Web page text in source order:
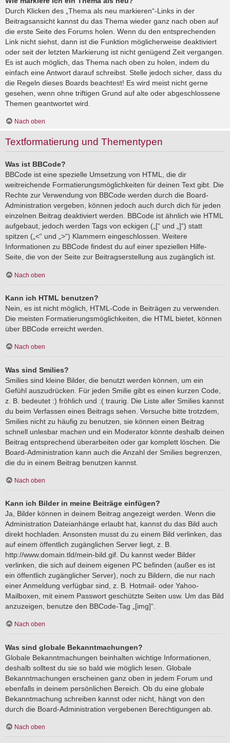
Durch Klicken des „Thema als neu markieren“-Links in der
Beitragsansicht kannst du das Thema wieder ganz nach oben auf
die erste Seite des Forums holen. Wenn du den entsprechenden
Link nicht siehst, dann ist die Funktion möglicherweise deaktiviert
oder seit der letzten Markierung ist nicht genügend Zeit vergangen.
Es ist auch möglich, das Thema nach oben zu holen, indem du
einfach eine Antwort darauf schreibst. Stelle jedoch sicher, dass du
die Regeln dieses Boards beachtest! Es wird meist nicht gerne
gesehen, wenn ohne triftigen Grund auf alte oder abgeschlossene
Themen geantwortet wird.
Nach oben
Textformatierung und Thementypen
Was ist BBCode?
BBCode ist eine spezielle Umsetzung von HTML, die dir
weitreichende Formatierungsmöglichkeiten für deinen Text gibt. Die
Rechte zur Verwendung von BBCode werden durch die Board-
Administration vergeben, können jedoch auch durch dich für jeden
einzelnen Beitrag deaktiviert werden. BBCode ist ähnlich wie HTML
aufgebaut, jedoch werden Tags von eckigen („[“ und „]“) statt
spitzen („<“ und „>“) Klammern eingeschlossen. Weitere
Informationen zu BBCode findest du auf einer speziellen Hilfe-
Seite, die von der Seite zur Beitragserstellung aus zugänglich ist.
Nach oben
Kann ich HTML benutzen?
Nein, es ist nicht möglich, HTML-Code in Beiträgen zu verwenden.
Die meisten Formatierungsmöglichkeiten, die HTML bietet, können
über BBCode erreicht werden.
Nach oben
Was sind Smilies?
Smilies sind kleine Bilder, die benutzt werden können, um ein
Gefühl auszudrücken. Für jeden Smilie gibt es einen kurzen Code,
z. B. bedeutet :) fröhlich und :( traurig. Die Liste aller Smilies kannst
du beim Verfassen eines Beitrags sehen. Versuche bitte trotzdem,
Smilies nicht zu häufig zu benutzen, sie können einen Beitrag
schnell unlesbar machen und ein Moderator könnte deshalb deinen
Beitrag entsprechend überarbeiten oder gar komplett löschen. Die
Board-Administration kann auch die Anzahl der Smilies begrenzen,
die du in einem Beitrag benutzen kannst.
Nach oben
Kann ich Bilder in meine Beiträge einfügen?
Ja, Bilder können in deinem Beitrag angezeigt werden. Wenn die
Administration Dateianhänge erlaubt hat, kannst du das Bild auch
direkt hochladen. Ansonsten musst du zu einem Bild verlinken, das
auf einem öffentlich zugänglichen Server liegt, z. B.
http://www.domain.tld/mein-bild.gif. Du kannst weder Bilder
verlinken, die sich auf deinem eigenen PC befinden (außer es ist
ein öffentlich zugänglicher Server), noch zu Bildern, die nur nach
einer Anmeldung verfügbar sind, z. B. Hotmail- oder Yahoo-
Mailboxen, mit einem Passwort geschützte Seiten usw. Um das Bild
anzuzeigen, benutze den BBCode-Tag „[img]“.
Nach oben
Was sind globale Bekanntmachungen?
Globale Bekanntmachungen beinhalten wichtige Informationen,
deshalb solltest du sie so bald wie möglich lesen. Globale
Bekanntmachungen erscheinen ganz oben in jedem Forum und
ebenfalls in deinem persönlichen Bereich. Ob du eine globale
Bekanntmachung schreiben kannst oder nicht, hängt von den
durch die Board-Administration vergebenen Berechtigungen ab.
Nach oben